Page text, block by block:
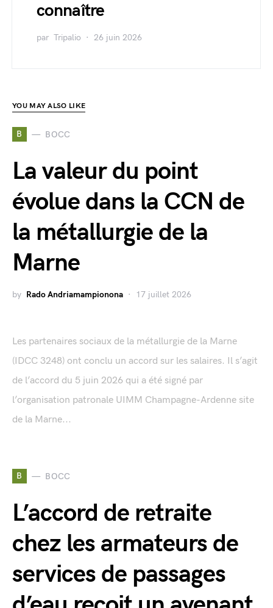
connaître
par Tripalio 26 juin 2026
YOU MAY ALSO LIKE
B BOCC
La valeur du point
évolue dans la CCN de
la métallurgie de la
Marne
by Rado Andriamampionona 17 juillet 2026
Les partenaires sociaux de la métallurgie de la Marne
(IDCC 3248) ont conclu un accord sur les salaires. Il s’agit
de l’accord du 5 juin 2026 qui a été signé par
l’organisation patronale UIMM Champagne-Ardenne site
de la Marne...
B BOCC
L’accord de retraite
chez les armateurs de
services de passages